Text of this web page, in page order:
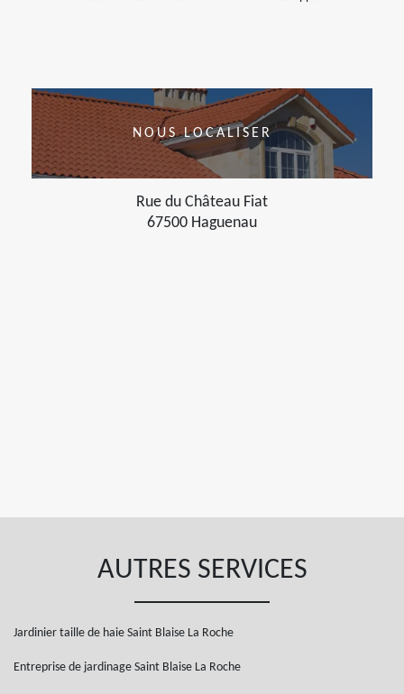
NOUS LOCALISER
Rue du Château Fiat
67500 Haguenau
AUTRES SERVICES
Jardinier taille de haie Saint Blaise La Roche
Entreprise de jardinage Saint Blaise La Roche